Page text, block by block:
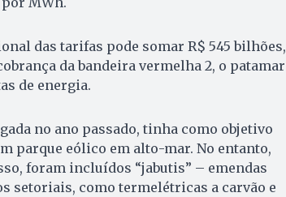
das tarifas pode somar R$ 545 bilhões,
da bandeira vermelha 2, o patamar
de energia.
no ano passado, tinha como objetivo
parque eólico em alto-mar. No entanto,
foram incluídos “jabutis” – emendas
setoriais, como termelétricas a carvão e